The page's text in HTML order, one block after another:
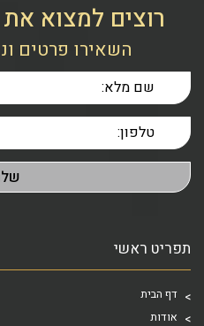
רוצים למצוא
השאירו פרטים
תפריט ראשי
דף הבית
אודות